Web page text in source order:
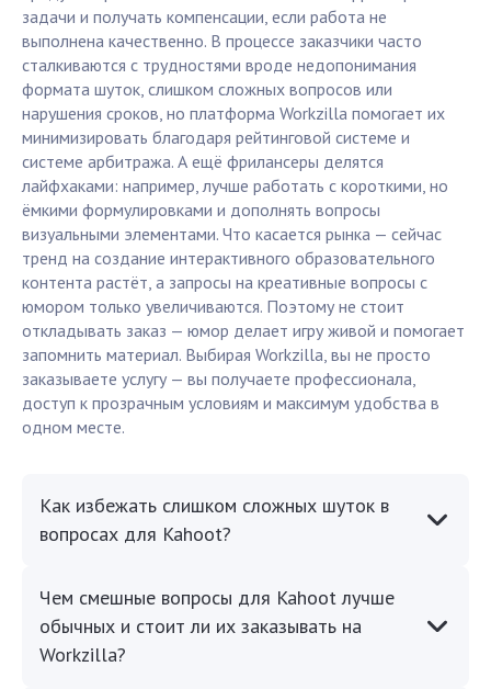
задачи и получать компенсации, если работа не
выполнена качественно. В процессе заказчики часто
сталкиваются с трудностями вроде недопонимания
формата шуток, слишком сложных вопросов или
нарушения сроков, но платформа Workzilla помогает их
минимизировать благодаря рейтинговой системе и
системе арбитража. А ещё фрилансеры делятся
лайфхаками: например, лучше работать с короткими, но
ёмкими формулировками и дополнять вопросы
визуальными элементами. Что касается рынка — сейчас
тренд на создание интерактивного образовательного
контента растёт, а запросы на креативные вопросы с
юмором только увеличиваются. Поэтому не стоит
откладывать заказ — юмор делает игру живой и помогает
запомнить материал. Выбирая Workzilla, вы не просто
заказываете услугу — вы получаете профессионала,
доступ к прозрачным условиям и максимум удобства в
одном месте.
Как избежать слишком сложных шуток в
вопросах для Kahoot?
Чем смешные вопросы для Kahoot лучше
обычных и стоит ли их заказывать на
Workzilla?